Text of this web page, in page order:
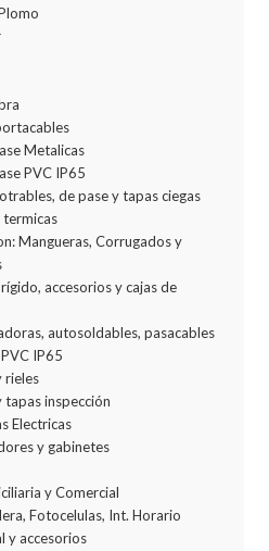
Metalicas
PVC IP65
de pase y tapas ciegas
termicas
Mangueras, Corrugados y
accesorios y cajas de
autosoldables, pasacables
IP65
rieles
tapas inspección
Electricas
y gabinetes
y Comercial
Fotocelulas, Int. Horario
y accesorios